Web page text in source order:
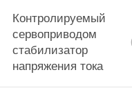
Контролируемый
сервоприводом
стабилизатор
напряжения тока